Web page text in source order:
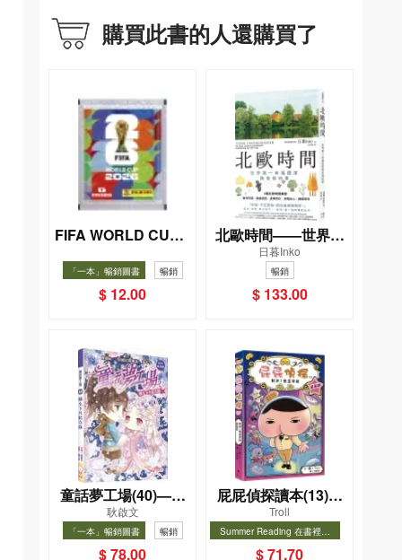
購買此書的人還購買了
FIFA WORLD CUP 2
貼紙包）
「一本」暢銷圖書 暢銷
$ 12.00
北歐時間——世界第
一幸福國度教會我的
事
日暮Inko
暢銷
$ 133.00
童話夢工場(40)——
織女下凡結奇緣
耿啟文
「一本」暢銷圖書 暢銷
$ 78.00
屁屁偵探讀本(13)－
－對決！怪盜學院
（星星篇）
Troll
Summer Reading 在書裡度
暢銷
$ 71.70